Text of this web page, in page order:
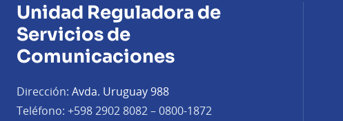
Unidad Reguladora de
Servicios de
Comunicaciones
Dirección: Avda. Uruguay 988
Teléfono: +598 2902 8082 – 0800-1872